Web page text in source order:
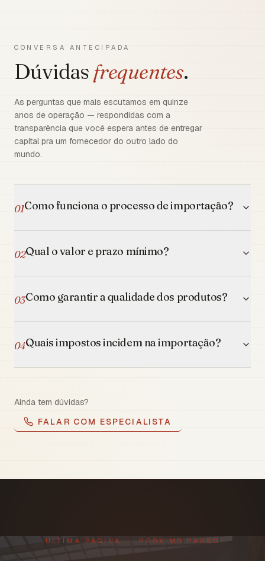
CONVERSA ANTECIPADA
Dúvidas frequentes.
As perguntas que mais escutamos em quinze
anos de operação — respondidas com a
transparência que você espera antes de entregar
capital pra um fornecedor do outro lado do
mundo.
01Como funciona o processo de importação?
02Qual o valor e prazo mínimo?
03Como garantir a qualidade dos produtos?
04Quais impostos incidem na importação?
Ainda tem dúvidas?
FALAR COM ESPECIALISTA
ÚLTIMA PÁGINA · PRÓXIMO PASSO